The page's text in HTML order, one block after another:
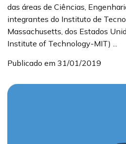
das áreas de Ciências,
integrantes do Instituto de
Massachusetts, dos Estados
Institute of Technology-MIT) ...
Publicado em 31/01/2019